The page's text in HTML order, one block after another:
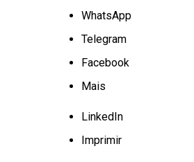
WhatsApp
Telegram
Facebook
Mais
LinkedIn
Imprimir